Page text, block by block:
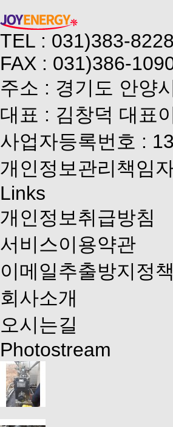
TEL : 031)383-8228
FAX : 031)386-
주소 : 경기도 안양
대표 : 김창덕 대표
사업자등록번호 :
개인정보관리책임
Links
개인정보취급방침
서비스이용약관
이메일추출방지정책
회사소개
오시는길
Photostream